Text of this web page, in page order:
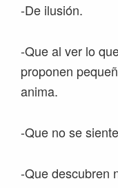
-De ilusión.
-Que al ver lo
proponen
anima.
-Que no se
-Que descubren